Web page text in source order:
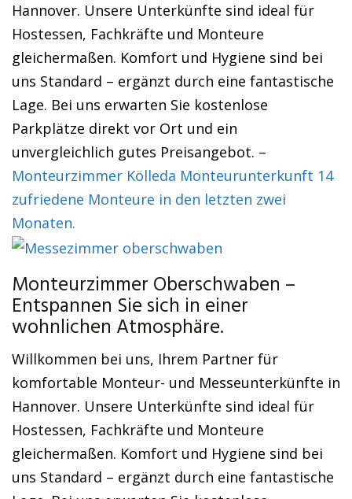
Hannover. Unsere Unterkünfte sind ideal für
Hostessen, Fachkräfte und Monteure
gleichermaßen. Komfort und Hygiene sind bei
uns Standard – ergänzt durch eine fantastische
Lage. Bei uns erwarten Sie kostenlose
Parkplätze direkt vor Ort und ein
unvergleichlich gutes Preisangebot. –
Monteurzimmer Kölleda Monteurunterkunft 14
zufriedene Monteure in den letzten zwei
Monaten.
Monteurzimmer Oberschwaben –
Entspannen Sie sich in einer
wohnlichen Atmosphäre.
Willkommen bei uns, Ihrem Partner für
komfortable Monteur- und Messeunterkünfte in
Hannover. Unsere Unterkünfte sind ideal für
Hostessen, Fachkräfte und Monteure
gleichermaßen. Komfort und Hygiene sind bei
uns Standard – ergänzt durch eine fantastische